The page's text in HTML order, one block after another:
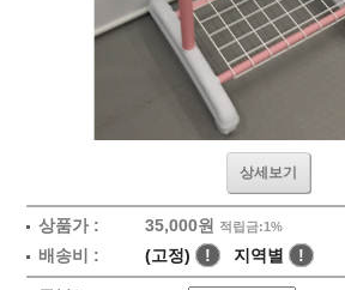
상세보기
상품가 : 35,000원 적립금:1%
배송비 : (고정) ! 지역별 !